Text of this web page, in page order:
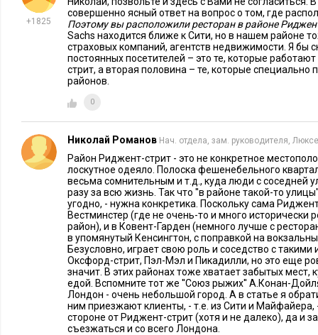
Г.Б.-В.:
Мы сотрудничаем с российскими дизайнерами,
они сделали в ресторанах на «Киевской» или на улице
хороший стиль. В результате мы выбрали…
:
Сообщества самим определить, кого они выбрали бы, если
Г.Б.-В.: Хорошо.
:Итак, вы начали обустройство помещения. Как
В апреле 2008 года мы подписали договор
строили ресторан, затем один месяц обучали персонал,
:Чем отличается аренда помещения в Лондоне и
Если сравнивать одинаковые по уровню места
раза дешевле. Так было и в 2008, и в 2009 году. Договора
+1825
совершенно ясный ответ на вопрос о том, где
Поэтому вы расположили ресторан в районе
Sachs находится ближе к Сити, но в нашем районе
страховых компаний, агентств недвижимости. Я бы
постоянных посетителей – это те, которые
стрит, а вторая половина – те, которые специально
районов.
0
Николай Романов Нач. отдела, зам. руководителя,
Район Риджент-стрит - это не конкретное
лоскутное одеяло. Полоска фешенебельного
весьма сомнительным и т.д., куда люди с соседней
разу за всю жизнь. Так что ''в районе такой-то
угодно, - нужна конкретика. Поскольку сама
Вестминстер (где не очень-то и много исторически
район), и в Ковент-Гарден (немного лучше с
в упомянутый Кенсингтон, с поправкой на
Безусловно, играет свою роль и соседство с
Оксфорд-стрит, Пэл-Мэл и Пикадилли, но это еще
значит. В этих районах тоже хватает забытых
едой. Вспомните тот же ''Союз рыжих'' А.Конан-
Лондон - очень небольшой город. А в статье я
ним приезжают клиенты, - т.е. из Сити и Майфайера, -
стороне от Риджент-стрит (хотя и не далеко), да и
съезжаться и со всего Лондона.